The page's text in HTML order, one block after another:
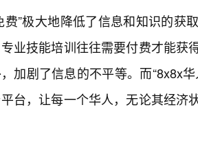
费”极大地降低了信息和知识的获
业技能培训往往需要付费才能获
加剧了信息的不平等。而“8x8x
台，让每一个华人，无论其经济